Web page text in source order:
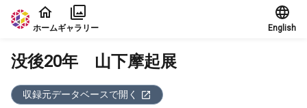
本文に飛ぶ
ホームギャラリー English
没後20年 山下摩起展
収録元データベースで開く